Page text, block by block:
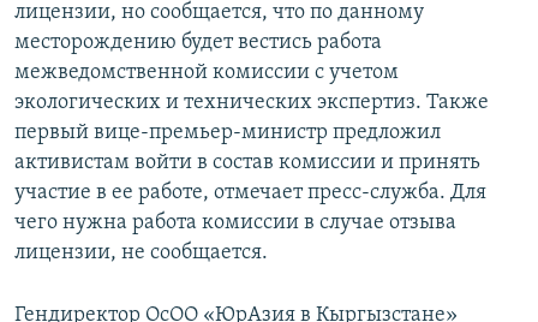
лицензии, но сообщается, что по данному
месторождению будет вестись работа
межведомственной комиссии с учетом
экологических и технических экспертиз. Также
первый вице-премьер-министр предложил
активистам войти в состав комиссии и принять
участие в ее работе, отмечает пресс-служба. Для
чего нужна работа комиссии в случае отзыва
лицензии, не сообщается.
Гендиректор ОсОО «ЮрАзия в Кыргызстане»